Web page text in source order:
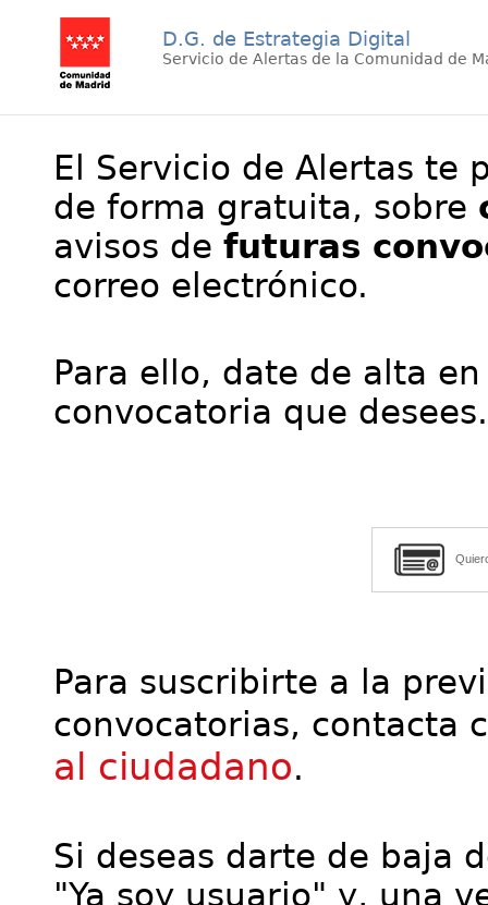
D.G. de Estrategia Digital
Servicio de Alertas de la Comunidad de
El Servicio de Alertas te
de forma gratuita, sobre
avisos de futuras
correo electrónico.
Para ello, date de alta
convocatoria que desees.
Para suscribirte a la
convocatorias, contacta
al ciudadano.
Si deseas darte de baja
"Ya soy usuario" y, una